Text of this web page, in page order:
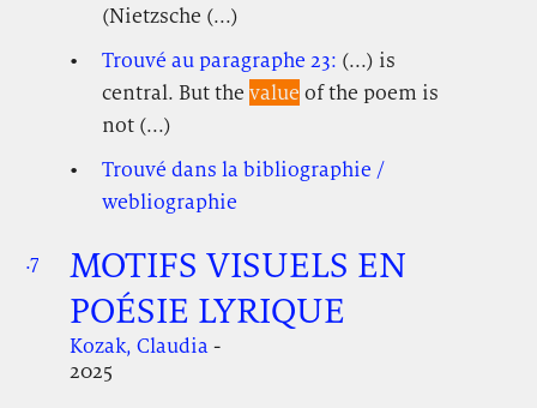
(Nietzsche (...)
Trouvé au paragraphe 23: (...) is
central. But the value of the poem is
not (...)
Trouvé dans la bibliographie /
webliographie
.7.
MOTIFS VISUELS EN
POÉSIE LYRIQUE
Kozak, Claudia-
2025